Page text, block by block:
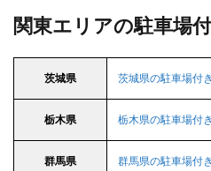
関東エリアの駐車場
茨城県 茨城県の駐車場付
栃木県 栃木県の駐車場付
群馬県 群馬県の駐車場付